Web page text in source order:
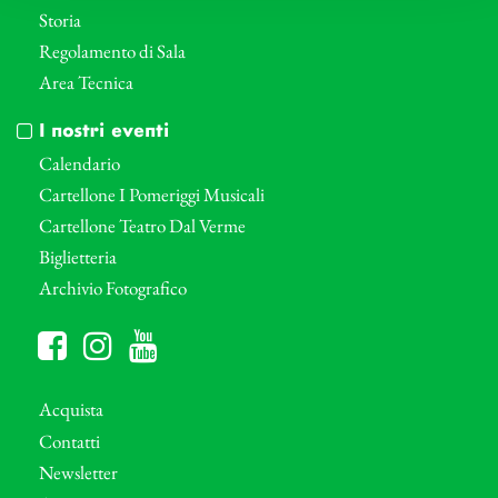
Storia
Regolamento di Sala
Area Tecnica
I nostri eventi
Calendario
Cartellone I Pomeriggi Musicali
Cartellone Teatro Dal Verme
Biglietteria
Archivio Fotografico
Acquista
Contatti
Newsletter